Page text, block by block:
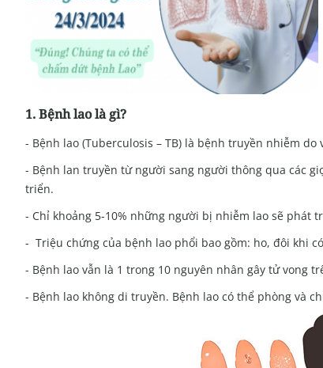
1. Bệnh lao là gì?
- Bệnh lao (Tuberculosis – TB) là bệnh truyền nhiễm
- Bệnh lan truyền từ người sang người thông qua các
triển.
- Chỉ khoảng 5-10% những người bị nhiễm lao sẽ phát
- Triệu chứng của bệnh lao phổi bao gồm: ho, đôi khi
- Bệnh lao vẫn là 1 trong 10 nguyên nhân gây tử vong
- Bệnh lao không di truyền. Bệnh lao có thể phòng và